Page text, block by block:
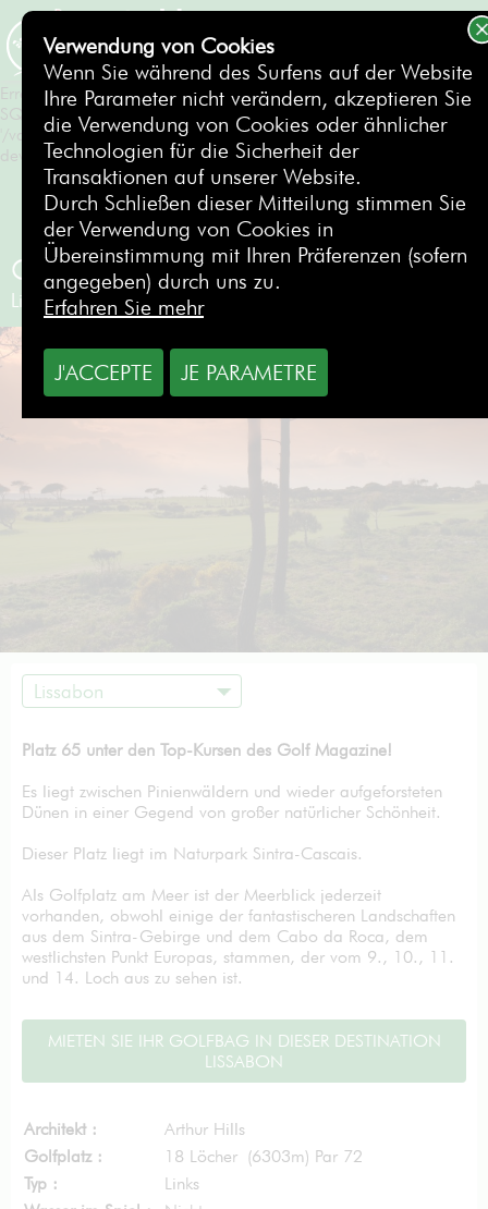
Erreur SQL
SQLSTATE[HY000]: General error: 1 Can't create/write to file
'/var/tmp/#sql_550_0.MAI' (Errcode: 28 "No space left on
device")
Erreur SQL
SQLSTATE[HY000]: General error: 1 Can't create/write to file
'/var/tmp/#sql_550_0.MAI' (Errcode: 28 "No space left on
device")
BUCHEN
Oitavos Dunes Club
Lissabon- Portugal
Lissabon
Platz 65 unter den Top-Kursen des Golf Magazine!
Es liegt zwischen Pinienwäldern und wieder aufgeforsteten
Dünen in einer Gegend von großer natürlicher Schönheit.
Dieser Platz liegt im Naturpark Sintra-Cascais.
Als Golfplatz am Meer ist der Meerblick jederzeit
vorhanden, obwohl einige der fantastischeren Landschaften
aus dem Sintra-Gebirge und dem Cabo da Roca, dem
westlichsten Punkt Europas, stammen, der vom 9., 10., 11.
und 14. Loch aus zu sehen ist.
MIETEN SIE IHR GOLFBAG IN DIESER DESTINATION
LISSABON
Architekt :
Arthur Hills
Golfplatz :
18 Löcher (6303m) Par 72
Typ :
Links
Verwendung von Cookies
Wenn Sie während des Surfens auf der Website
Ihre Parameter nicht verändern, akzeptieren Sie
die Verwendung von Cookies oder ähnlicher
Technologien für die Sicherheit der
Transaktionen auf unserer Website.
Durch Schließen dieser Mitteilung stimmen Sie
der Verwendung von Cookies in
Übereinstimmung mit Ihren Präferenzen (sofern
angegeben) durch uns zu.
Erfahren Sie mehr
J'ACCEPTE JE PARAMETRE